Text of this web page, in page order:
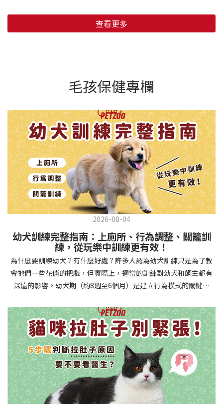
查看更多
毛孩保健專欄
2026-08-04
幼犬訓練完整指南：上廁所、行為調整、關籠訓
練，從玩樂中訓練更有效！
為什麼要訓練幼犬？有什麼好處？許多人認為幼犬訓練只是為了教
會牠們一些花俏的把戲，但實際上，適當的訓練對幼犬和飼主都有
深遠的影響。幼犬期（約8週至6個月）是建立行為模式的關鍵時
的行為問題，並建立人犬間的健康關係。 建立安全健康的生活環境
透過基礎訓練，幼犬能學會家居規則，避免危險行為和破壞家具。
像是「不」和「放下」等指令可以阻止幼犬咬電線或誤食有害物
質，有效降低居家意外風險。規律的如廁訓練則能養成良好衛生習
慣，讓家中環境保持乾淨舒適。增強溝通與信任關係訓練過程就像
建立一種共同語言，幫助你和幼犬更好地理解彼此。當幼犬學會回
應你的指令，不只增加了互動機會，也建立了主人作為領導者的地
位。正向獎勵式訓練更能培養幼犬對你的信任感，強化情感連結，